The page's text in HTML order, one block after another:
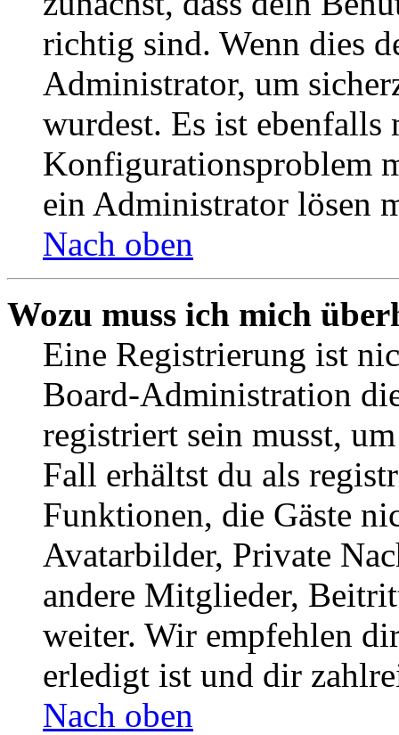
richtig sind. Wenn dies
Administrator, um
wurdest. Es ist ebenfalls
Konfigurationsproblem
ein Administrator lösen
Nach oben
Wozu muss ich mich
Eine Registrierung ist
Board-Administration
registriert sein musst,
Fall erhältst du als
Funktionen, die Gäste
Avatarbilder, Private
andere Mitglieder,
weiter. Wir empfehlen
erledigt ist und dir
Nach oben